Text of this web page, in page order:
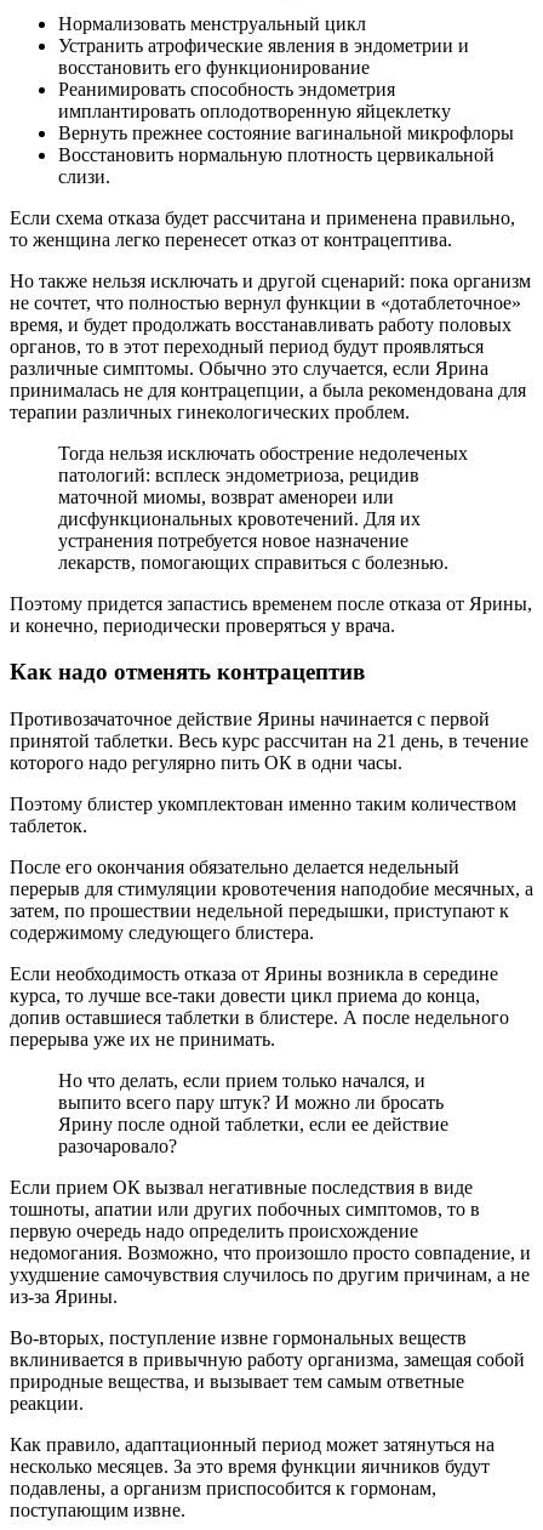
Нормализовать менструальный цикл
Устранить атрофические явления в эндометрии и
восстановить его функционирование
Реанимировать способность эндометрия
имплантировать оплодотворенную яйцеклетку
Вернуть прежнее состояние вагинальной микрофлоры
Восстановить нормальную плотность цервикальной
слизи.
Если схема отказа будет рассчитана и применена правильно,
то женщина легко перенесет отказ от контрацептива.
Но также нельзя исключать и другой сценарий: пока организм
не сочтет, что полностью вернул функции в «дотаблеточное»
время, и будет продолжать восстанавливать работу половых
органов, то в этот переходный период будут проявляться
различные симптомы. Обычно это случается, если Ярина
принималась не для контрацепции, а была рекомендована для
терапии различных гинекологических проблем.
Тогда нельзя исключать обострение недолеченых
патологий: всплеск эндометриоза, рецидив
маточной миомы, возврат аменореи или
дисфункциональных кровотечений. Для их
устранения потребуется новое назначение
лекарств, помогающих справиться с болезнью.
Поэтому придется запастись временем после отказа от Ярины,
и конечно, периодически проверяться у врача.
Как надо отменять контрацептив
Противозачаточное действие Ярины начинается с первой
принятой таблетки. Весь курс рассчитан на 21 день, в течение
которого надо регулярно пить ОК в одни часы.
Поэтому блистер укомплектован именно таким количеством
таблеток.
После его окончания обязательно делается недельный
перерыв для стимуляции кровотечения наподобие месячных, а
затем, по прошествии недельной передышки, приступают к
содержимому следующего блистера.
Если необходимость отказа от Ярины возникла в середине
курса, то лучше все-таки довести цикл приема до конца,
допив оставшиеся таблетки в блистере. А после недельного
перерыва уже их не принимать.
Но что делать, если прием только начался, и
выпито всего пару штук? И можно ли бросать
Ярину после одной таблетки, если ее действие
разочаровало?
Если прием ОК вызвал негативные последствия в виде
тошноты, апатии или других побочных симптомов, то в
первую очередь надо определить происхождение
недомогания. Возможно, что произошло просто совпадение, и
ухудшение самочувствия случилось по другим причинам, а не
из-за Ярины.
Во-вторых, поступление извне гормональных веществ
вклинивается в привычную работу организма, замещая собой
природные вещества, и вызывает тем самым ответные
реакции.
Как правило, адаптационный период может затянуться на
несколько месяцев. За это время функции яичников будут
подавлены, а организм приспособится к гормонам,
поступающим извне.